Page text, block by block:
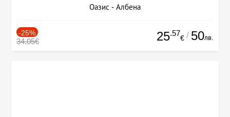
Оазис - Албена
-25%
34.05€ 25.57
€ / 50лв.